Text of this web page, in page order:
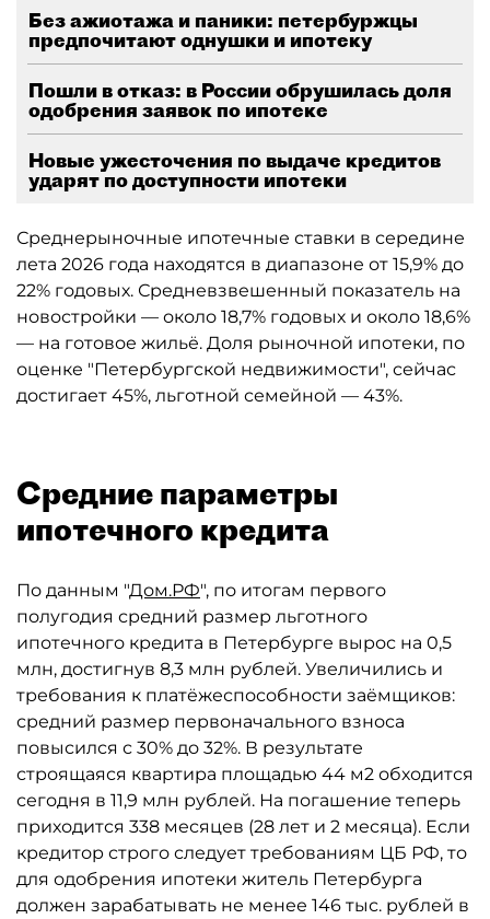
Без ажиотажа и паники: петербуржцы
предпочитают однушки и ипотеку
Пошли в отказ: в России обрушилась доля
одобрения заявок по ипотеке
Новые ужесточения по выдаче кредитов
ударят по доступности ипотеки
Среднерыночные ипотечные ставки в середине
лета 2026 года находятся в диапазоне от 15,9% до
22% годовых. Средневзвешенный показатель на
новостройки — около 18,7% годовых и около 18,6%
— на готовое жильё. Доля рыночной ипотеки, по
оценке "Петербургской недвижимости", сейчас
достигает 45%, льготной семейной — 43%.
Средние параметры
ипотечного кредита
По данным "Дом.РФ", по итогам первого
полугодия средний размер льготного
ипотечного кредита в Петербурге вырос на 0,5
млн, достигнув 8,3 млн рублей. Увеличились и
требования к платёжеспособности заёмщиков:
средний размер первоначального взноса
повысился с 30% до 32%. В результате
строящаяся квартира площадью 44 м2 обходится
сегодня в 11,9 млн рублей. На погашение теперь
приходится 338 месяцев (28 лет и 2 месяца). Если
кредитор строго следует требованиям ЦБ РФ, то
для одобрения ипотеки житель Петербурга
должен зарабатывать не менее 146 тыс. рублей в